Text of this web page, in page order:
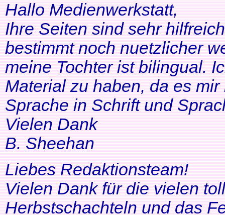
Hallo Medienwerkstatt,
Ihre Seiten sind sehr
bestimmt noch nuetzlicher
meine Tochter ist bilingual.
Material zu haben, da es
Sprache in Schrift und
Vielen Dank
B. Sheehan
Liebes Redaktionsteam!
Vielen Dank für die vielen
Herbstschachteln und das